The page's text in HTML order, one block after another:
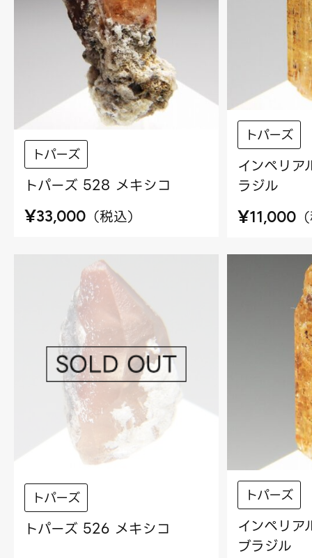
トパーズ
トパーズ 528 メキシコ
¥33,000 （税込）
トパーズ
インペリ
ラジル
¥11,000 （
トパーズ
トパーズ 526 メキシコ
トパーズ
インペリ
ブラジル